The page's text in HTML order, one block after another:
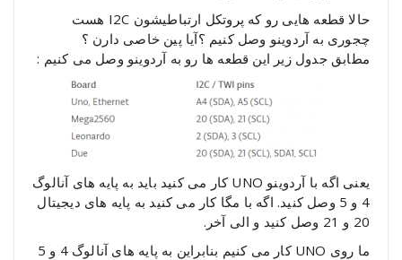
حالا قطعه هایی رو که پروتکل ارتباطیشون I2C هست
چجوری به آردوینو وصل کنیم ؟آیا پین خاصی دارن ؟
مطابق جدول زیر این قطعه ها رو به آردوینو وصل می کنیم :
یعنی اگه با آردوینو UNO کار می کنید باید به پایه های آنالوگ
4 و 5 وصل کنید. اگه با مگا کار می کنید به پایه های دیجیتال
20 و 21 وصل کنید و الی آخر.
ما روی UNO کار می کنیم بنابراین به پایه های آنالوگ 4 و 5